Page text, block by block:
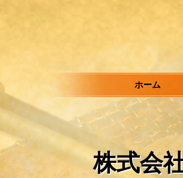
へ
ス
ホーム
株式会